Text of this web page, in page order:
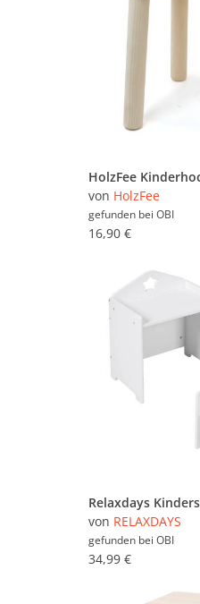
von HolzFee
gefunden bei OBI
16,90 €
von RELAXDAYS
gefunden bei OBI
34,99 €